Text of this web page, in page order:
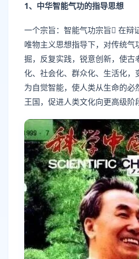
1、中华智能气功的指导思想
一个宗旨：智能气功宗旨 在辩
唯物主义思想指导下，对传统气
掘，反复实践，锐意创新，使古
化、社会化、群众化、生活化，
为自觉智能，使人类从生命的必
王国，促进人类文化向更高级阶